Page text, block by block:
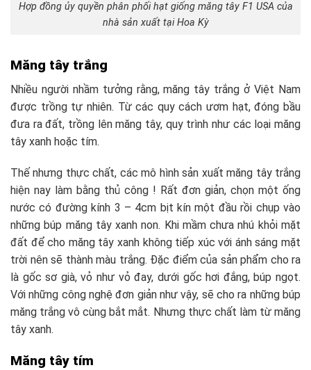
Hợp đồng ủy quyền phân phối hạt giống măng tây F1 USA của
nhà sản xuất tại Hoa Kỳ
Măng tây trắng
Nhiều người nhầm tưởng rằng, măng tây trắng ở Việt Nam
được trồng tự nhiên. Từ các quy cách ươm hạt, đóng bầu
đưa ra đất, trồng lên măng tây, quy trình như các loại măng
tây xanh hoặc tím.
Thế nhưng thực chất, các mô hình sản xuất măng tây trắng
hiện nay làm bằng thủ công ! Rất đơn giản, chọn một ống
nước có đường kính 3 – 4cm bịt kín một đầu rồi chụp vào
những búp măng tây xanh non. Khi mầm chưa nhú khỏi mặt
đất để cho măng tây xanh không tiếp xúc với ánh sáng mặt
trời nên sẽ thành màu trắng. Đặc điểm của sản phẩm cho ra
là gốc sơ già, vỏ như vỏ đay, dưới gốc hơi đắng, búp ngọt.
Với những công nghệ đơn giản như vậy, sẽ cho ra những búp
măng trắng vô cùng bắt mắt. Nhưng thực chất làm từ măng
tây xanh.
Măng tây tím